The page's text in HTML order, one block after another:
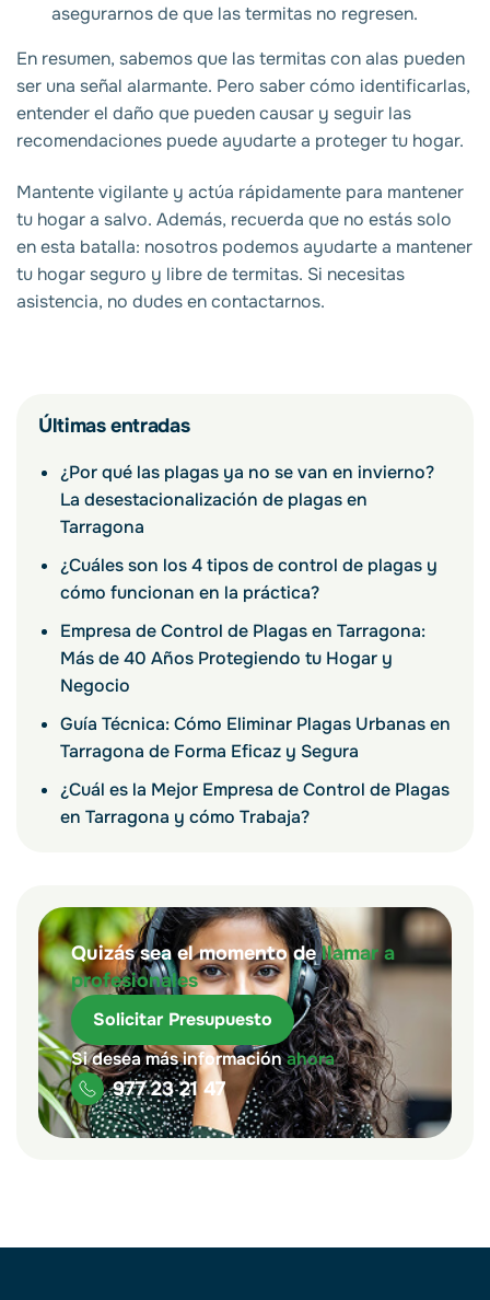
asegurarnos de que las termitas no regresen.
En resumen, sabemos que las termitas con alas pueden
ser una señal alarmante. Pero saber cómo identificarlas,
entender el daño que pueden causar y seguir las
recomendaciones puede ayudarte a proteger tu hogar.
Mantente vigilante y actúa rápidamente para mantener
tu hogar a salvo. Además, recuerda que no estás solo
en esta batalla: nosotros podemos ayudarte a mantener
tu hogar seguro y libre de termitas. Si necesitas
asistencia, no dudes en contactarnos.
Últimas entradas
¿Por qué las plagas ya no se van en invierno?
La desestacionalización de plagas en
Tarragona
¿Cuáles son los 4 tipos de control de plagas y
cómo funcionan en la práctica?
Empresa de Control de Plagas en Tarragona:
Más de 40 Años Protegiendo tu Hogar y
Negocio
Guía Técnica: Cómo Eliminar Plagas Urbanas en
Tarragona de Forma Eficaz y Segura
¿Cuál es la Mejor Empresa de Control de Plagas
en Tarragona y cómo Trabaja?
Quizás sea el momento dellamar a
profesionales
Solicitar Presupuesto
Si desea más informaciónahora
977 23 21 47